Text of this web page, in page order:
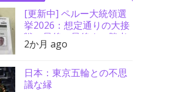
[更新中] ペルー大統領選
挙2026：想定通りの大接
戦、最後の最後まで勝者
分からず
2か月 ago
日本：東京五輪との不思
議な縁